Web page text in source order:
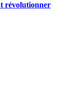
révolutionner